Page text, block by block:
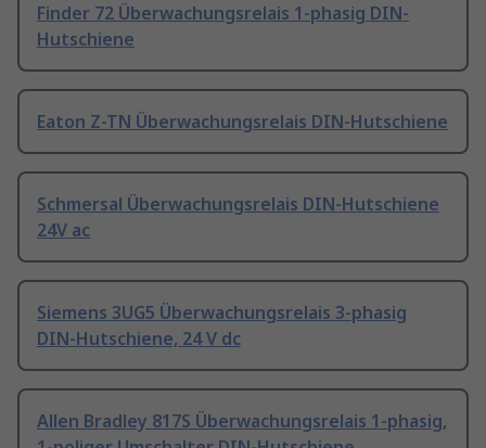
Finder 72 Überwachungsrelais 1-phasig DIN-
Hutschiene
Eaton Z-TN Überwachungsrelais DIN-Hutschiene
Schmersal Überwachungsrelais DIN-Hutschiene
24V ac
Siemens 3UG5 Überwachungsrelais 3-phasig
DIN-Hutschiene, 24 V dc
Allen Bradley 817S Überwachungsrelais 1-phasig,